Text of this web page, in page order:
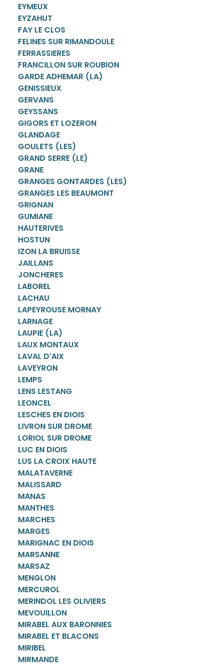
EYMEUX
EYZAHUT
FAY LE CLOS
FELINES SUR RIMANDOULE
FERRASSIERES
FRANCILLON SUR ROUBION
GARDE ADHEMAR (LA)
GENISSIEUX
GERVANS
GEYSSANS
GIGORS ET LOZERON
GLANDAGE
GOULETS (LES)
GRAND SERRE (LE)
GRANE
GRANGES GONTARDES (LES)
GRANGES LES BEAUMONT
GRIGNAN
GUMIANE
HAUTERIVES
HOSTUN
IZON LA BRUISSE
JAILLANS
JONCHERES
LABOREL
LACHAU
LAPEYROUSE MORNAY
LARNAGE
LAUPIE (LA)
LAUX MONTAUX
LAVAL D'AIX
LAVEYRON
LEMPS
LENS LESTANG
LEONCEL
LESCHES EN DIOIS
LIVRON SUR DROME
LORIOL SUR DROME
LUC EN DIOIS
LUS LA CROIX HAUTE
MALATAVERNE
MALISSARD
MANAS
MANTHES
MARCHES
MARGES
MARIGNAC EN DIOIS
MARSANNE
MARSAZ
MENGLON
MERCUROL
MERINDOL LES OLIVIERS
MEVOUILLON
MIRABEL AUX BARONNIES
MIRABEL ET BLACONS
MIRIBEL
MIRMANDE